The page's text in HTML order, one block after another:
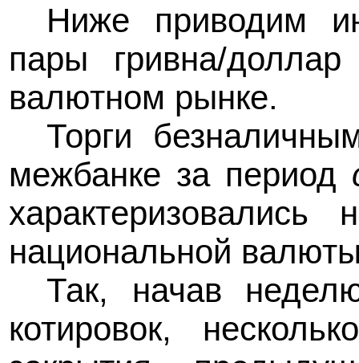
Ниже приводим
пары гривна/
валютном рынке.
Торги
межбанке за период
характеризовались
национальной
Так, начав
котировок,